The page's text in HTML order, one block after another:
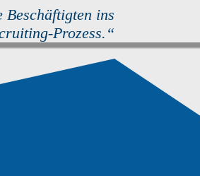
ins
Prozess.“